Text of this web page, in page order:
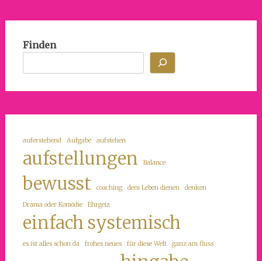
Finden
auferstehend Aufgabe aufstehen
aufstellungen Balance
bewusst coaching dem Leben dienen denken
Drama oder Komödie Ehrgeiz
einfach systemisch
es ist alles schon da frohes neues für diese Welt ganz am fluss